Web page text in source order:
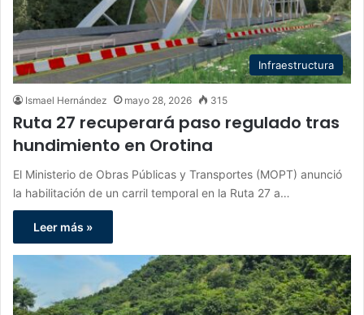
Infraestructura
Ismael Hernández mayo 28, 2026 315
Ruta 27 recuperará paso regulado tras
hundimiento en Orotina
El Ministerio de Obras Públicas y Transportes (MOPT) anunció
la habilitación de un carril temporal en la Ruta 27 a…
Leer más »